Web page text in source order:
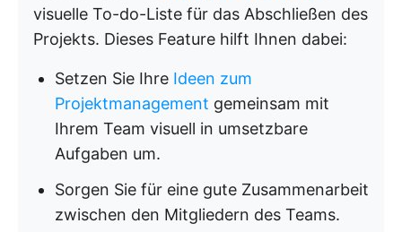
visuelle To-do-Liste für das Abschließen des
Projekts. Dieses Feature hilft Ihnen dabei:
Setzen Sie Ihre Ideen zum
Projektmanagement gemeinsam mit
Ihrem Team visuell in umsetzbare
Aufgaben um.
Sorgen Sie für eine gute Zusammenarbeit
zwischen den Mitgliedern des Teams.